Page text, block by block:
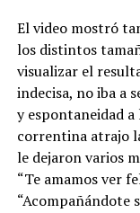
El video mostró
los distintos
visualizar el
indecisa, no iba a
y espontaneidad a
correntina atrajo
le dejaron varios
“Te amamos ver
“Acompañándote